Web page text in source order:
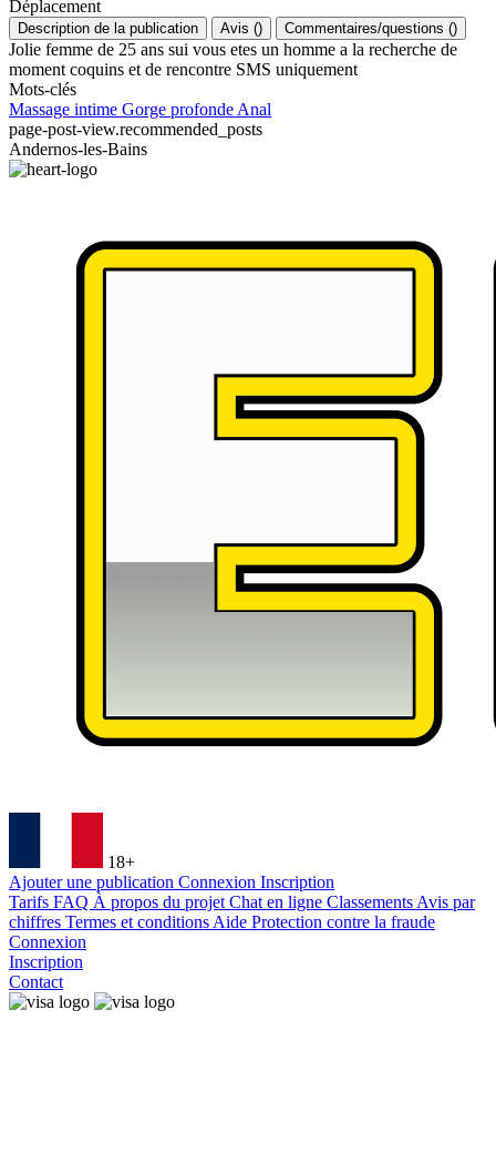
Déplacement
Description de la publication Avis () Commentaires/questions ()
Jolie femme de 25 ans sui vous etes un homme a la recherche de
moment coquins et de rencontre SMS uniquement
Mots-clés
Massage intime Gorge profonde Anal
page-post-view.recommended_posts
Andernos-les-Bains
18+
Ajouter une publication Connexion Inscription
Tarifs FAQ À propos du projet Chat en ligne Classements Avis par
chiffres Termes et conditions Aide Protection contre la fraude
Connexion
Inscription
Contact